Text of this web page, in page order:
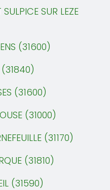
SUR LEZE
(31600)
(31600)
(31000)
(31170)
(31810)
(31590)